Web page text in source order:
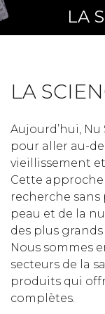
LA
LA
Aujourd’hui,
pour aller au-
vieillissement
Cette approche
recherche sans
peau et de la
des plus
Nous sommes
secteurs de la
produits qui
complètes.